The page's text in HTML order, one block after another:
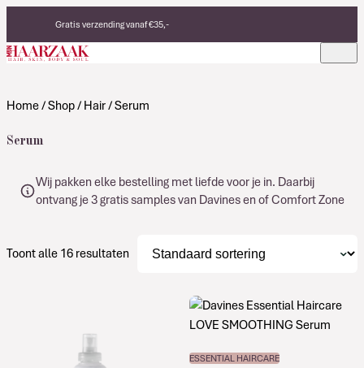
Gratis verzending vanaf €35,-
Eerlijke, duurzame producten
Made in Italy
Home/Shop/ Hair/ Serum
Serum
Wij pakken elke bestelling met liefde voor je in. Daarbij
ontvang je 3 gratis samples van Davines en of Comfort Zone
Toont alle 16 resultaten
ESSENTIAL HAIRCARE